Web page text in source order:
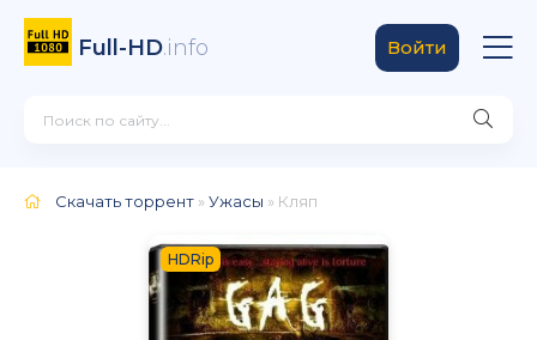
Full-HD.info Войти
Скачать торрент »Ужасы » Кляп
HDRip